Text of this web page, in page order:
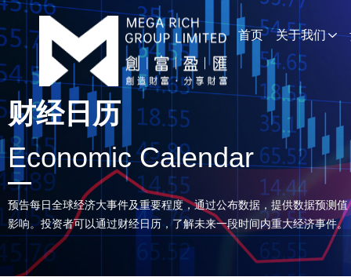
首页 关于我们
财经日历
Economic Calendar
预告每日全球经济大事件及重要程度，通过公布数据，提供数据预测
影响。投资者可以通过财经日历，了解未来一段时间内重大经济事件。